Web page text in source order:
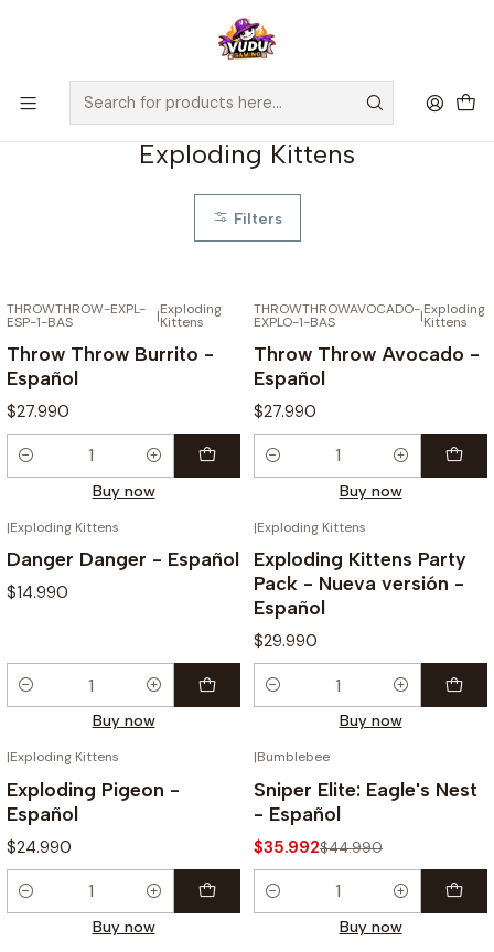
🚀 ¡Despachamos a todo Chile! Envío GRATIS a Regiones sobre
$100.000 y a RM sobre $35.000
Home Juegos de Mesa Editorial Exploding Kittens
Exploding Kittens
Filters
THROWTHROW-EXPL-
ESP-1-BAS |Exploding
Kittens
Throw Throw Burrito -
Español
$27.990
Quantity
Buy now
THROWTHROWAVOCADO-
EXPLO-1-BAS |Exploding
Kittens
Throw Throw Avocado -
Español
$27.990
Quantity
Buy now
|Exploding Kittens
Danger Danger - Español
$14.990
Quantity
Buy now
|Exploding Kittens
Exploding Kittens Party
Pack - Nueva versión -
Español
$29.990
Quantity
Buy now
|Exploding Kittens
Exploding Pigeon -
Español
$24.990
Quantity
Buy now
-20%
|Bumblebee
Sniper Elite: Eagle's Nest
- Español
$35.992$44.990
Quantity
Buy now